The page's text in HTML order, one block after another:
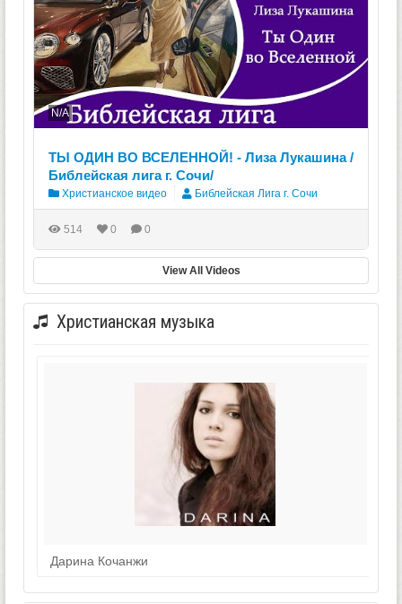
N/A
ТЫ ОДИН ВО ВСЕЛЕННОЙ! - Лиза Лукашина /
Библейская лига г. Сочи/
Христианское видео Библейская Лига г. Сочи
514 0 0
View All Videos
Христианская музыка
Дарина Кочанжи